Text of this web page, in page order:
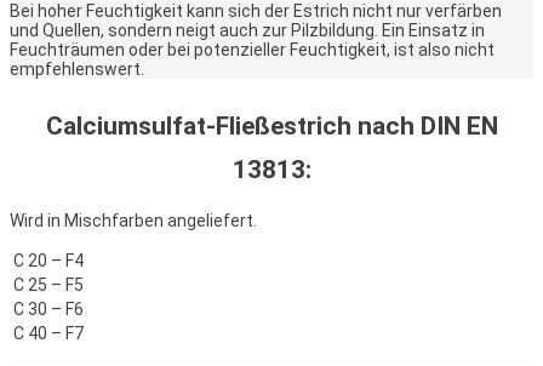
Bei hoher Feuchtigkeit kann sich der Estrich nicht nur verfärben
und Quellen, sondern neigt auch zur Pilzbildung. Ein Einsatz in
Feuchträumen oder bei potenzieller Feuchtigkeit, ist also nicht
empfehlenswert.
Calciumsulfat-Fließestrich nach DIN EN
13813:
Wird in Mischfarben angeliefert.
C 20 – F4
C 25 – F5
C 30 – F6
C 40 – F7